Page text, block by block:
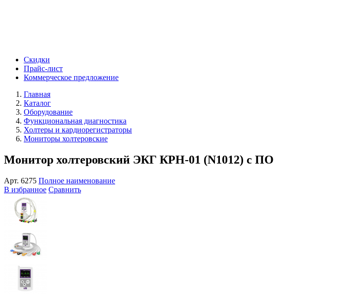
Скидки
Прайс-лист
Коммерческое предложение
Главная
Каталог
Оборудование
Функциональная диагностика
Холтеры и кардиорегистраторы
Мониторы холтеровские
Монитор холтеровский ЭКГ КРН-01 (N1012) с ПО
Арт. 6275 Полное наименование
В избранное Сравнить